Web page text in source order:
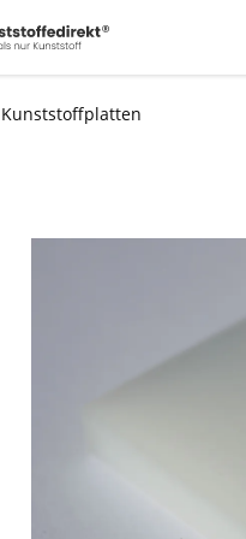
Kunststoffplatten